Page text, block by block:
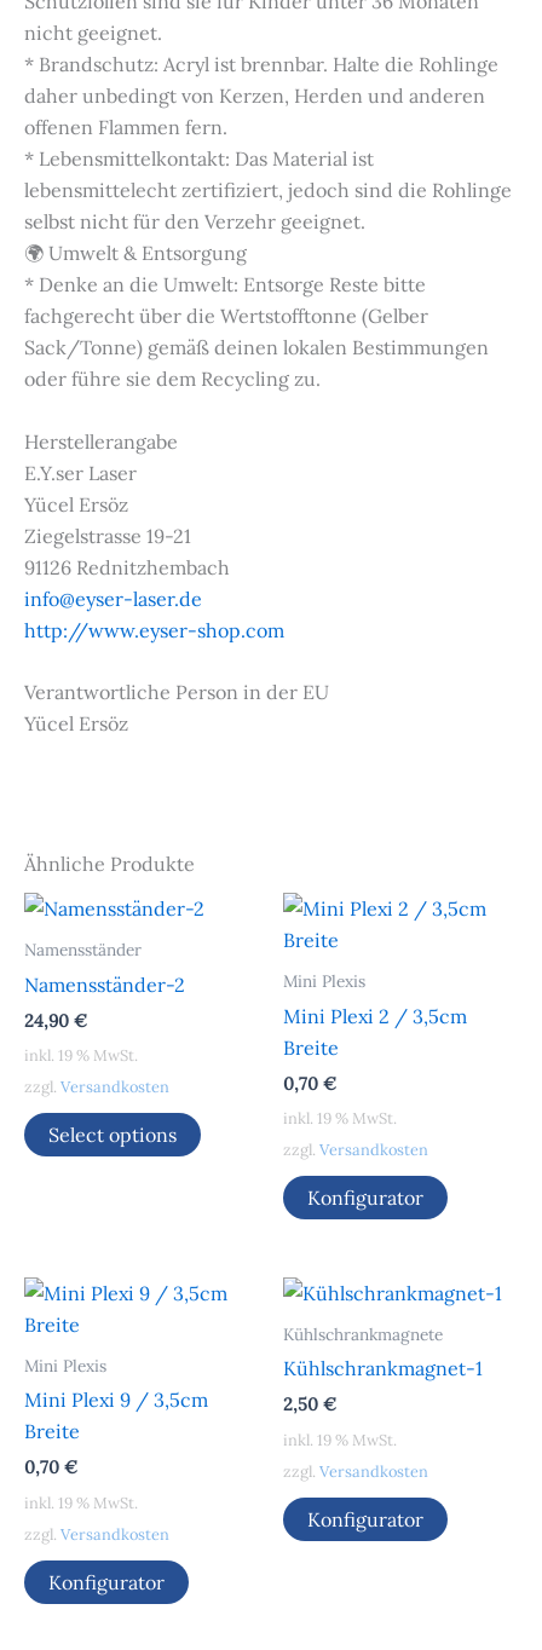
nicht geeignet.
* Brandschutz: Acryl ist brennbar. Halte die Rohlinge
daher unbedingt von Kerzen, Herden und anderen
offenen Flammen fern.
* Lebensmittelkontakt: Das Material ist
lebensmittelecht zertifiziert, jedoch sind die Rohlinge
selbst nicht für den Verzehr geeignet.
🌍 Umwelt & Entsorgung
* Denke an die Umwelt: Entsorge Reste bitte
fachgerecht über die Wertstofftonne (Gelber
Sack/Tonne) gemäß deinen lokalen Bestimmungen
oder führe sie dem Recycling zu.
Herstellerangabe
E.Y.ser Laser
Yücel Ersöz
Ziegelstrasse 19-21
91126 Rednitzhembach
info@eyser-laser.de
http://www.eyser-shop.com
Verantwortliche Person in der EU
Yücel Ersöz
Ähnliche Produkte
Namensständer
Namensständer-2
24,90 €
inkl. 19 % MwSt.
zzgl. Versandkosten
Select options
Mini Plexis
Mini Plexi 2 / 3,5cm
Breite
0,70 €
inkl. 19 % MwSt.
zzgl. Versandkosten
Konfigurator
Mini Plexis
Mini Plexi 9 / 3,5cm
Breite
0,70 €
inkl. 19 % MwSt.
zzgl. Versandkosten
Konfigurator
Kühlschrankmagnete
Kühlschrankmagnet-1
2,50 €
inkl. 19 % MwSt.
zzgl. Versandkosten
Konfigurator